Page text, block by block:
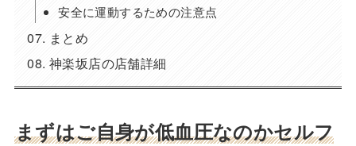
安全に運動するための注意点
まとめ
神楽坂店の店舗詳細
まずはご自身が低血圧なのかセルフ